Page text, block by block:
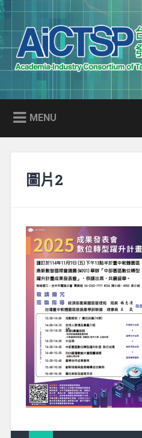
Skip
to
content
Search
AICTSP 台灣
產學
Academia-Industry
in
MENU
圖片2